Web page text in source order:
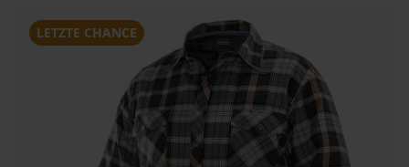
LETZTE CHANCE